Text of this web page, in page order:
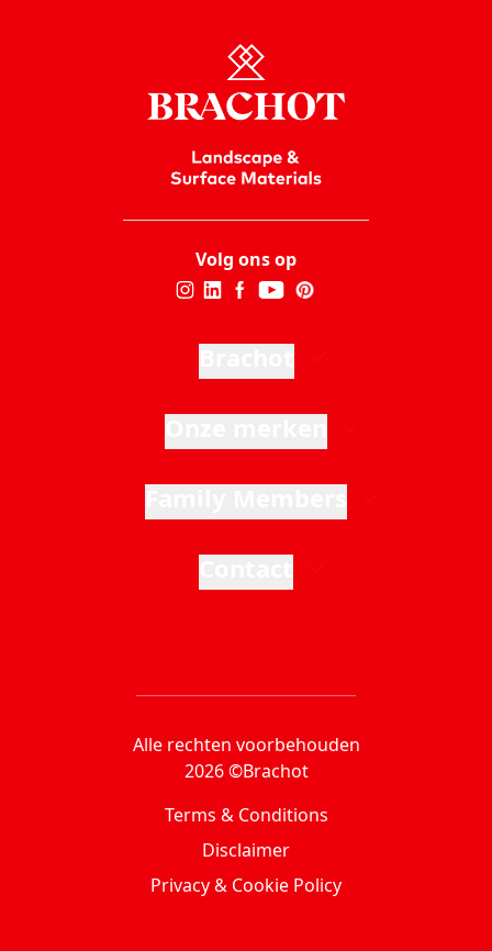
Volg ons op
Alle rechten voorbehouden
2026 ©Brachot
Terms & Conditions
Disclaimer
Privacy & Cookie Policy